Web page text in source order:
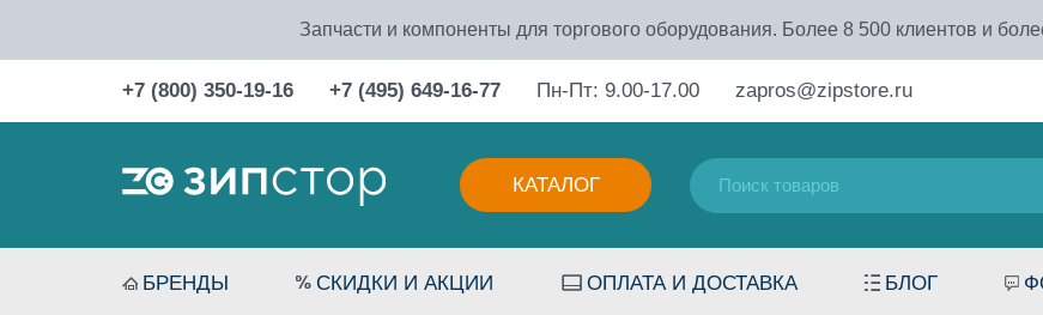
Запчасти и компоненты для торгового оборудования. Более 8 500 клиентов и
+7 (800) 350-19-16 +7 (495) 649-16-77 Пн-Пт: 9.00-17.00 zapros@zipstore.ru
КАТАЛОГ
БРЕНДЫ СКИДКИ И АКЦИИ ОПЛАТА И ДОСТАВКА БЛОГ